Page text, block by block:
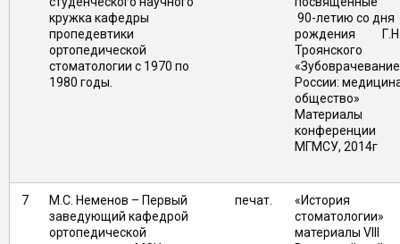
кружка кафедры
пропедевтики
ортопедической
стоматологии с 1970 по
1980 годы.
90-летию со дня
рождения
Троянского
России:
общество»
Материалы
конференции
МГМСУ, 2014г
7
М.С. Неменов – Первый
заведующий кафедрой
ортопедической
печат.
«История
стоматологии»
материалы VIII